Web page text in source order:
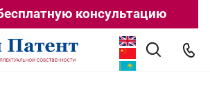
консультацию